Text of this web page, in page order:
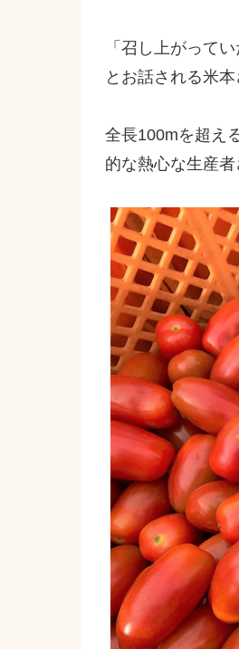
「召し上がって
とお話される米本
全長100mを超え
的な熱心な生産者